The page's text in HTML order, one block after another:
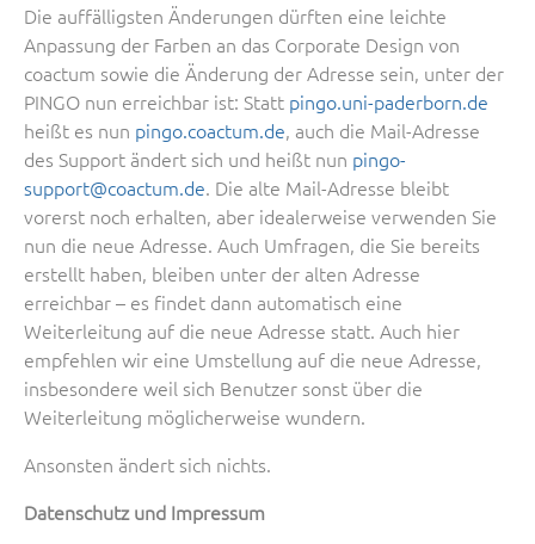
Die auffälligsten Änderungen dürften eine leichte
Anpassung der Farben an das Corporate Design von
coactum sowie die Änderung der Adresse sein, unter der
PINGO nun erreichbar ist: Statt pingo.uni-paderborn.de
heißt es nun pingo.coactum.de, auch die Mail-Adresse
des Support ändert sich und heißt nun pingo-
support@coactum.de. Die alte Mail-Adresse bleibt
vorerst noch erhalten, aber idealerweise verwenden Sie
nun die neue Adresse. Auch Umfragen, die Sie bereits
erstellt haben, bleiben unter der alten Adresse
erreichbar – es findet dann automatisch eine
Weiterleitung auf die neue Adresse statt. Auch hier
empfehlen wir eine Umstellung auf die neue Adresse,
insbesondere weil sich Benutzer sonst über die
Weiterleitung möglicherweise wundern.
Ansonsten ändert sich nichts.
Datenschutz und Impressum